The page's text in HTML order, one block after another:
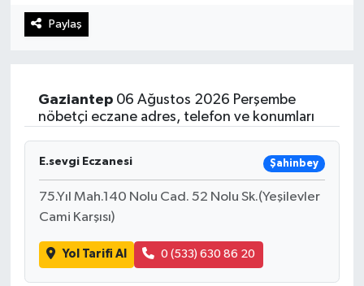
Paylaş
Gaziantep06 Ağustos 2026 Perşembe
nöbetçi eczane adres, telefon ve konumları
E.sevgi Eczanesi Şahinbey
75.Yıl Mah.140 Nolu Cad. 52 Nolu Sk.(Yeşilevler
Cami Karşısı)
Yol Tarifi Al 0 (533) 630 86 20
Teknoloji
Yaşam